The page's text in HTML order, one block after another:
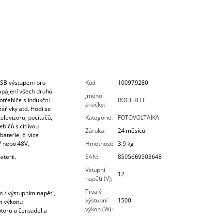
výstupem pro
všech druhů
s indukční
atd. Hodí se
počítačů,
s citlivou
či více
48V.
/ výstupním napětí,
výkonu
u čerpadel a
Kód
100979280
Jméno
značky:
ROGERELE
Kategorie:
FOTOVOLTAIKA
Záruka:
24 měsíců
Hmotnost: 3.9 kg
EAN:
8595669503648
Vstupní
napětí (V):
12
Trvalý
výstupní
výkon (W):
1500